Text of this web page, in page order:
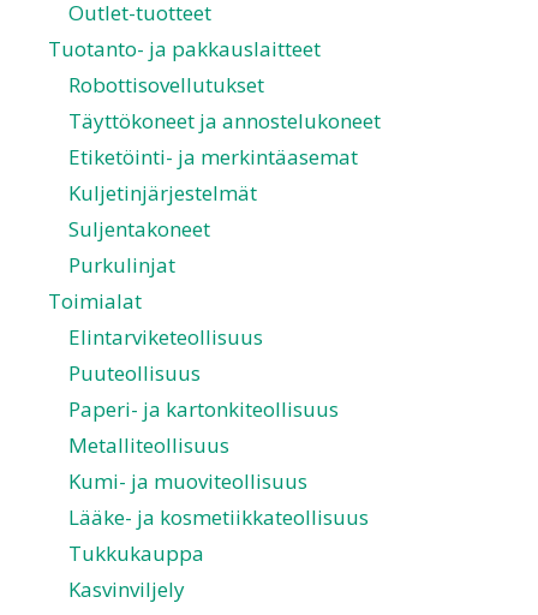
Outlet-tuotteet
Tuotanto- ja pakkauslaitteet
Robottisovellutukset
Täyttökoneet ja annostelukoneet
Etiketöinti- ja merkintäasemat
Kuljetinjärjestelmät
Suljentakoneet
Purkulinjat
Toimialat
Elintarviketeollisuus
Puuteollisuus
Paperi- ja kartonkiteollisuus
Metalliteollisuus
Kumi- ja muoviteollisuus
Lääke- ja kosmetiikkateollisuus
Tukkukauppa
Kasvinviljely